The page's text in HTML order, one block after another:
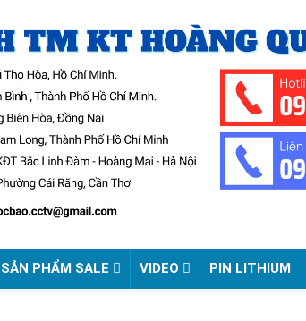
SẢN PHẨM SALE VIDEO PIN LITHIUM